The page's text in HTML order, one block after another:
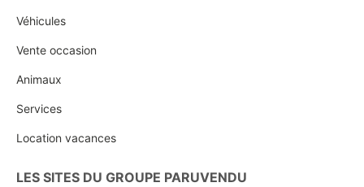
Véhicules
Vente occasion
Animaux
Services
Location vacances
LES SITES DU GROUPE PARUVENDU